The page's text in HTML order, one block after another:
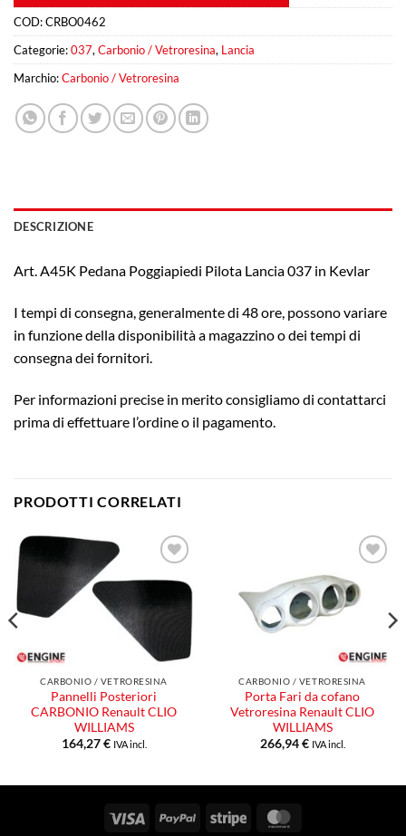
COD:CRBO0462
Categorie:037, Carbonio / Vetroresina, Lancia
Marchio:Carbonio / Vetroresina
DESCRIZIONE
Art. A45K Pedana Poggiapiedi Pilota Lancia 037 in Kevlar
I tempi di consegna, generalmente di 48 ore, possono variare
in funzione della disponibilità a magazzino o dei tempi di
consegna dei fornitori.
Per informazioni precise in merito consigliamo di contattarci
prima di effettuare l’ordine o il pagamento.
PRODOTTI CORRELATI
CARBONIO / VETRORESINA
Pannelli Posteriori
CARBONIO Renault CLIO
WILLIAMS
164,27€ IVA incl.
Aggiungi
alla lista
dei
CARBONIO / VETRORESINA
Porta Fari da cofano
Vetroresina Renault CLIO
WILLIAMS
266,94€ IVA incl.
Visa PayPal Stripe